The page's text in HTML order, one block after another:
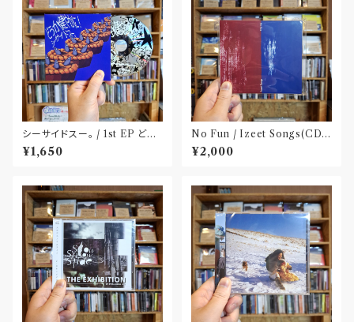
シーサイドスー。 / 1st EP どう
か健やかに！(CD)〝静岡県三島
市〟
¥1,650
No Fun / Izeet Songs(CD)
〝京都〟
¥2,000